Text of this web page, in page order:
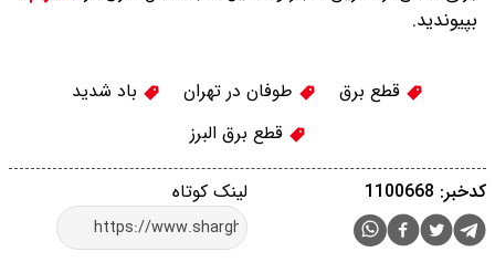
بپیوندید.
قطع برق طوفان در تهران
باد شدید
قطع برق البرز
لینک کوتاه کدخبر: 1100668